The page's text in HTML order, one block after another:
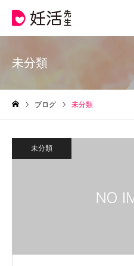
未分類
ブログ 未分類
未分類